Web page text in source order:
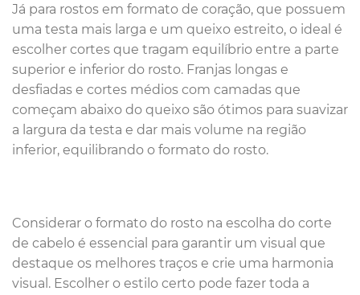
Já para rostos em formato de coração, que possuem
uma testa mais larga e um queixo estreito, o ideal é
escolher cortes que tragam equilíbrio entre a parte
superior e inferior do rosto. Franjas longas e
desfiadas e cortes médios com camadas que
começam abaixo do queixo são ótimos para suavizar
a largura da testa e dar mais volume na região
inferior, equilibrando o formato do rosto.
Considerar o formato do rosto na escolha do corte
de cabelo é essencial para garantir um visual que
destaque os melhores traços e crie uma harmonia
visual. Escolher o estilo certo pode fazer toda a